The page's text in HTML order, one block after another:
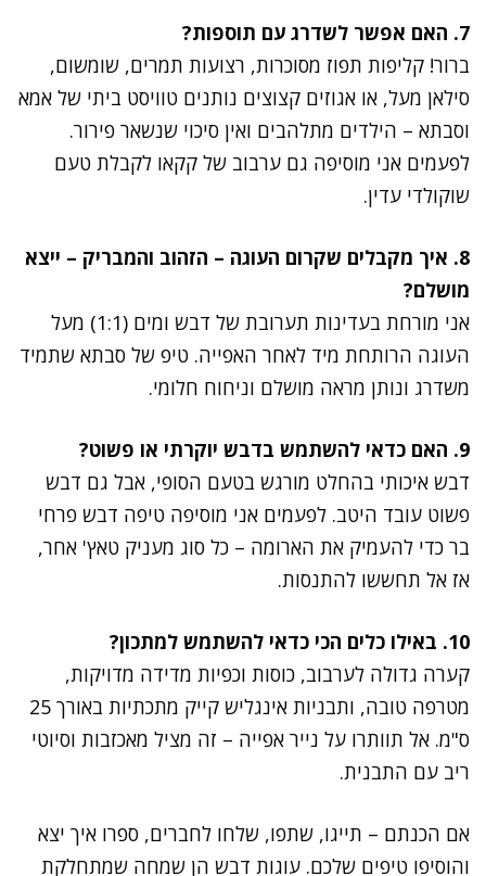
7. האם אפשר לשדרג עם תוספות?
ברור! קליפות תפוז מסוכרות, רצועות תמרים, שומשום,
סילאן מעל, או אגוזים קצוצים נותנים טוויסט ביתי של אמא
וסבתא – הילדים מתלהבים ואין סיכוי שנשאר פירור.
לפעמים אני מוסיפה גם ערבוב של קקאו לקבלת טעם
שוקולדי עדין.
8. איך מקבלים שקרום העוגה – הזהוב והמבריק – ייצא
מושלם?
אני מורחת בעדינות תערובת של דבש ומים (1:1) מעל
העוגה הרותחת מיד לאחר האפייה. טיפ של סבתא שתמיד
משדרג ונותן מראה מושלם וניחוח חלומי.
9. האם כדאי להשתמש בדבש יוקרתי או פשוט?
דבש איכותי בהחלט מורגש בטעם הסופי, אבל גם דבש
פשוט עובד היטב. לפעמים אני מוסיפה טיפה דבש פרחי
בר כדי להעמיק את הארומה – כל סוג מעניק טאץ' אחר,
אז אל תחששו להתנסות.
10. באילו כלים הכי כדאי להשתמש למתכון?
קערה גדולה לערבוב, כוסות וכפיות מדידה מדויקות,
מטרפה טובה, ותבניות אינגליש קייק מתכתיות באורך 25
ס"מ. אל תוותרו על נייר אפייה – זה מציל מאכזבות וסיוטי
ריב עם התבנית.
אם הכנתם – תייגו, שתפו, שלחו לחברים, ספרו איך יצא
והוסיפו טיפים שלכם. עוגות דבש הן שמחה שמתחלקת